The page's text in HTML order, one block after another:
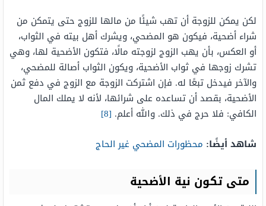
لكن يمكن للزوجة أن تهب شيئًا من مالها للزوج حتى يتمكن من
شراء أضحية، فيكون هو المضحي، ويشرك أهل بيته في الثواب،
أو العكس، بأن يهب الزوج لزوجته مالًا، فتكون الأضحية لها، وهي
تشرك زوجها في ثواب الأضحية، ويكون الثواب أصالة للمضحي،
والآخر فيدخل تبعًا له. فإن اشتركت الزوجة مع الزوج في دفع ثمن
الأضحية، بقصد أن تساعده على شرائها، لأنه لا يملك المال
الكافي: فلا حرج في ذلك. والله أعلم. [8]
شاهد أيضًا: محظورات المضحي غير الحاج
متى تكون نية الأضحية